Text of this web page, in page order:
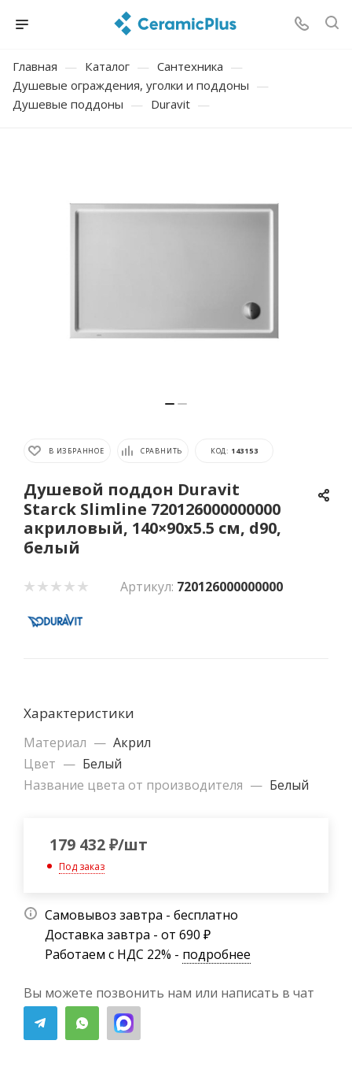
Главная — Каталог — Сантехника —
Душевые ограждения, уголки и поддоны —
Душевые поддоны — Duravit —
В ИЗБРАННОЕ СРАВНИТЬ КОД: 143153
Душевой поддон Duravit
Starck Slimline 720126000000000
акриловый, 140×90х5.5 см, d90,
белый
Артикул: 720126000000000
Характеристики
Материал — Акрил
Цвет — Белый
Название цвета от производителя — Белый
179 432₽/шт
Под заказ
Самовывоз завтра - бесплатно
Доставка завтра - от 690 ₽
Работаем с НДС 22% - подробнее
Вы можете позвонить нам или написать в чат